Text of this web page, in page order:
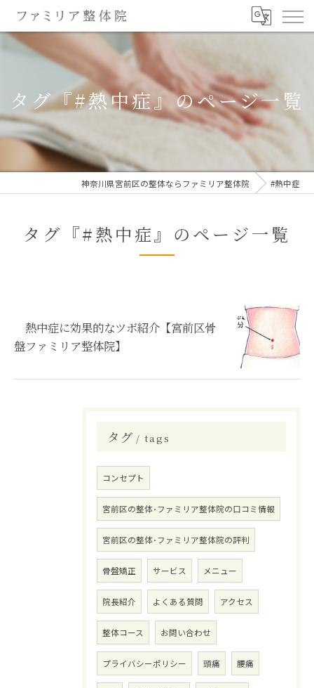
タグ『#熱中症』のページ一覧
神奈川県宮前区の整体ならファミリア整体院 #熱中症
タグ『#熱中症』のページ一覧
熱中症に効果的なツボ紹介【宮前区骨
盤ファミリア整体院】
タグ tags
コンセプト
宮前区の整体･ファミリア整体院の口コミ情報
宮前区の整体･ファミリア整体院の評判
骨盤矯正 サービス メニュー
院長紹介 よくある質問 アクセス
整体コース お問い合わせ
プライバシーポリシー 頭痛 腰痛